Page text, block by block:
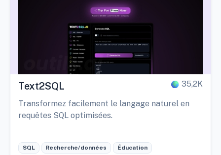
Text2SQL 35,2K
Transformez facilement le langage naturel en
requêtes SQL optimisées.
SQL Recherche/données Éducation